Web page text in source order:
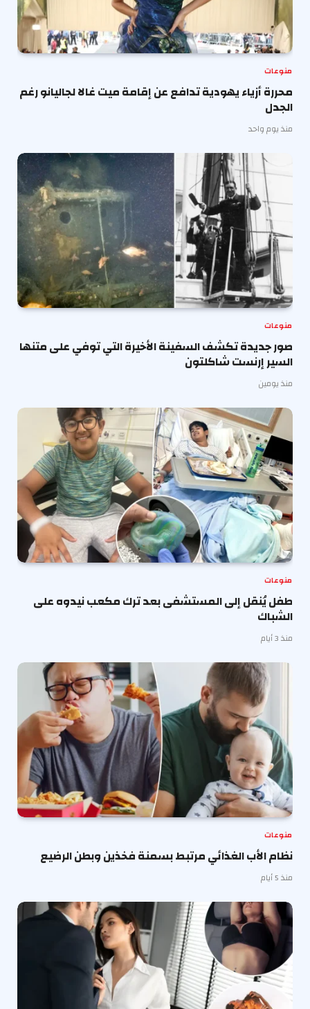
منوعات
محررة أزياء يهودية تدافع عن إقامة ميت غالا لجاليانو رغم
الجدل
منذ يوم واحد
منوعات
صور جديدة تكشف السفينة الأخيرة التي توفي على متنها
السير إرنست شاكلتون
منذ يومين
منوعات
طفل يُنقل إلى المستشفى بعد ترك مكعب نيدوه على
الشباك
منذ 3 أيام
منوعات
نظام الأب الغذائي مرتبط بسمنة فخذين وبطن الرضيع
منذ 5 أيام